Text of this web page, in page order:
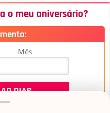
o meu aniversário?
Mês